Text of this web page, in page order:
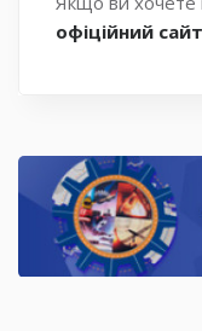
офіційний